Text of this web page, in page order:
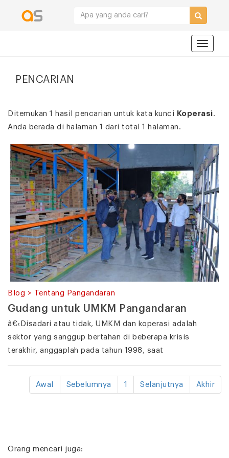
PENCARIAN
Ditemukan 1 hasil pencarian untuk kata kunci Koperasi.
Anda berada di halaman 1 dari total 1 halaman.
Blog > Tentang Pangandaran
Gudang untuk UMKM Pangandaran
â€‹Disadari atau tidak, UMKM dan koperasi adalah
sektor yang sanggup bertahan di beberapa krisis
terakhir, anggaplah pada tahun 1998, saat
Awal Sebelumnya 1 Selanjutnya Akhir
Orang mencari juga: